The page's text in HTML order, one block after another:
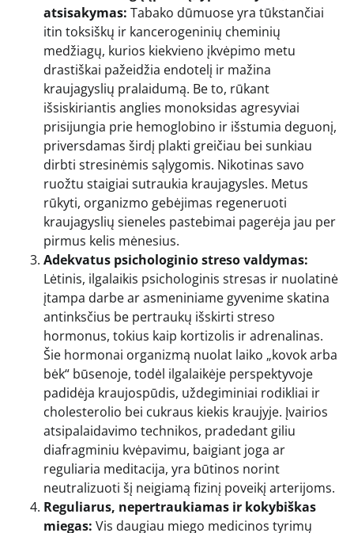
atsisakymas: Tabako dūmuose yra tūkstančiai
itin toksiškų ir kancerogeninių cheminių
medžiagų, kurios kiekvieno įkvėpimo metu
drastiškai pažeidžia endotelį ir mažina
kraujagyslių pralaidumą. Be to, rūkant
išsiskiriantis anglies monoksidas agresyviai
prisijungia prie hemoglobino ir išstumia deguonį,
priversdamas širdį plakti greičiau bei sunkiau
dirbti stresinėmis sąlygomis. Nikotinas savo
ruožtu staigiai sutraukia kraujagysles. Metus
rūkyti, organizmo gebėjimas regeneruoti
kraujagyslių sieneles pastebimai pagerėja jau per
pirmus kelis mėnesius.
Adekvatus psichologinio streso valdymas:
Lėtinis, ilgalaikis psichologinis stresas ir nuolatinė
įtampa darbe ar asmeniniame gyvenime skatina
antinksčius be pertraukų išskirti streso
hormonus, tokius kaip kortizolis ir adrenalinas.
Šie hormonai organizmą nuolat laiko „kovok arba
bėk“ būsenoje, todėl ilgalaikėje perspektyvoje
padidėja kraujospūdis, uždegiminiai rodikliai ir
cholesterolio bei cukraus kiekis kraujyje. Įvairios
atsipalaidavimo technikos, pradedant giliu
diafragminiu kvėpavimu, baigiant joga ar
reguliaria meditacija, yra būtinos norint
neutralizuoti šį neigiamą fizinį poveikį arterijoms.
Reguliarus, nepertraukiamas ir kokybiškas
miegas: Vis daugiau miego medicinos tyrimų